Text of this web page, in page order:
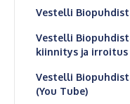
Vestelli
Vestelli
kiinnitys ja irroitus
Vestelli
(You Tube)